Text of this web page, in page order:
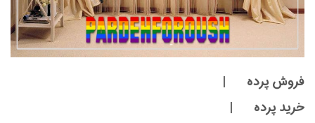
فروش پرده |
خرید پرده |